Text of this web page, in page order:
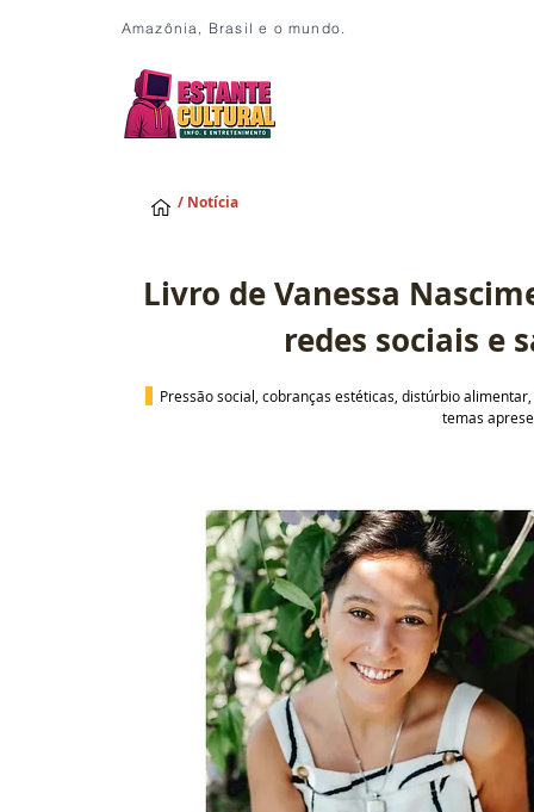
Amazônia, Brasil e o mundo.
/ Notícia
Livro de Vanessa
redes sociais e
Pressão social, cobranças estéticas, distúrbio
temas